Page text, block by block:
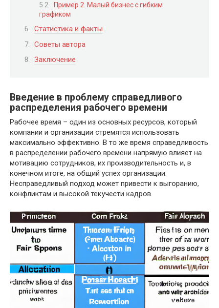
Пример 2. Малый бизнес с гибким
графиком
Статистика и факты
Советы автора
Заключение
Введение в проблему справедливого
распределения рабочего времени
Рабочее время – один из основных ресурсов, который
компании и организации стремятся использовать
максимально эффективно. В то же время справедливость
в распределении рабочего времени напрямую влияет на
мотивацию сотрудников, их производительность и, в
конечном итоге, на общий успех организации.
Несправедливый подход может привести к выгоранию,
конфликтам и высокой текучести кадров.